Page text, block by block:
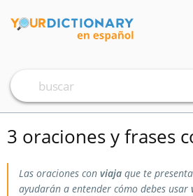
3 oraciones y frases
Las oraciones con viaja que te
ayudarán a entender cómo debes usar